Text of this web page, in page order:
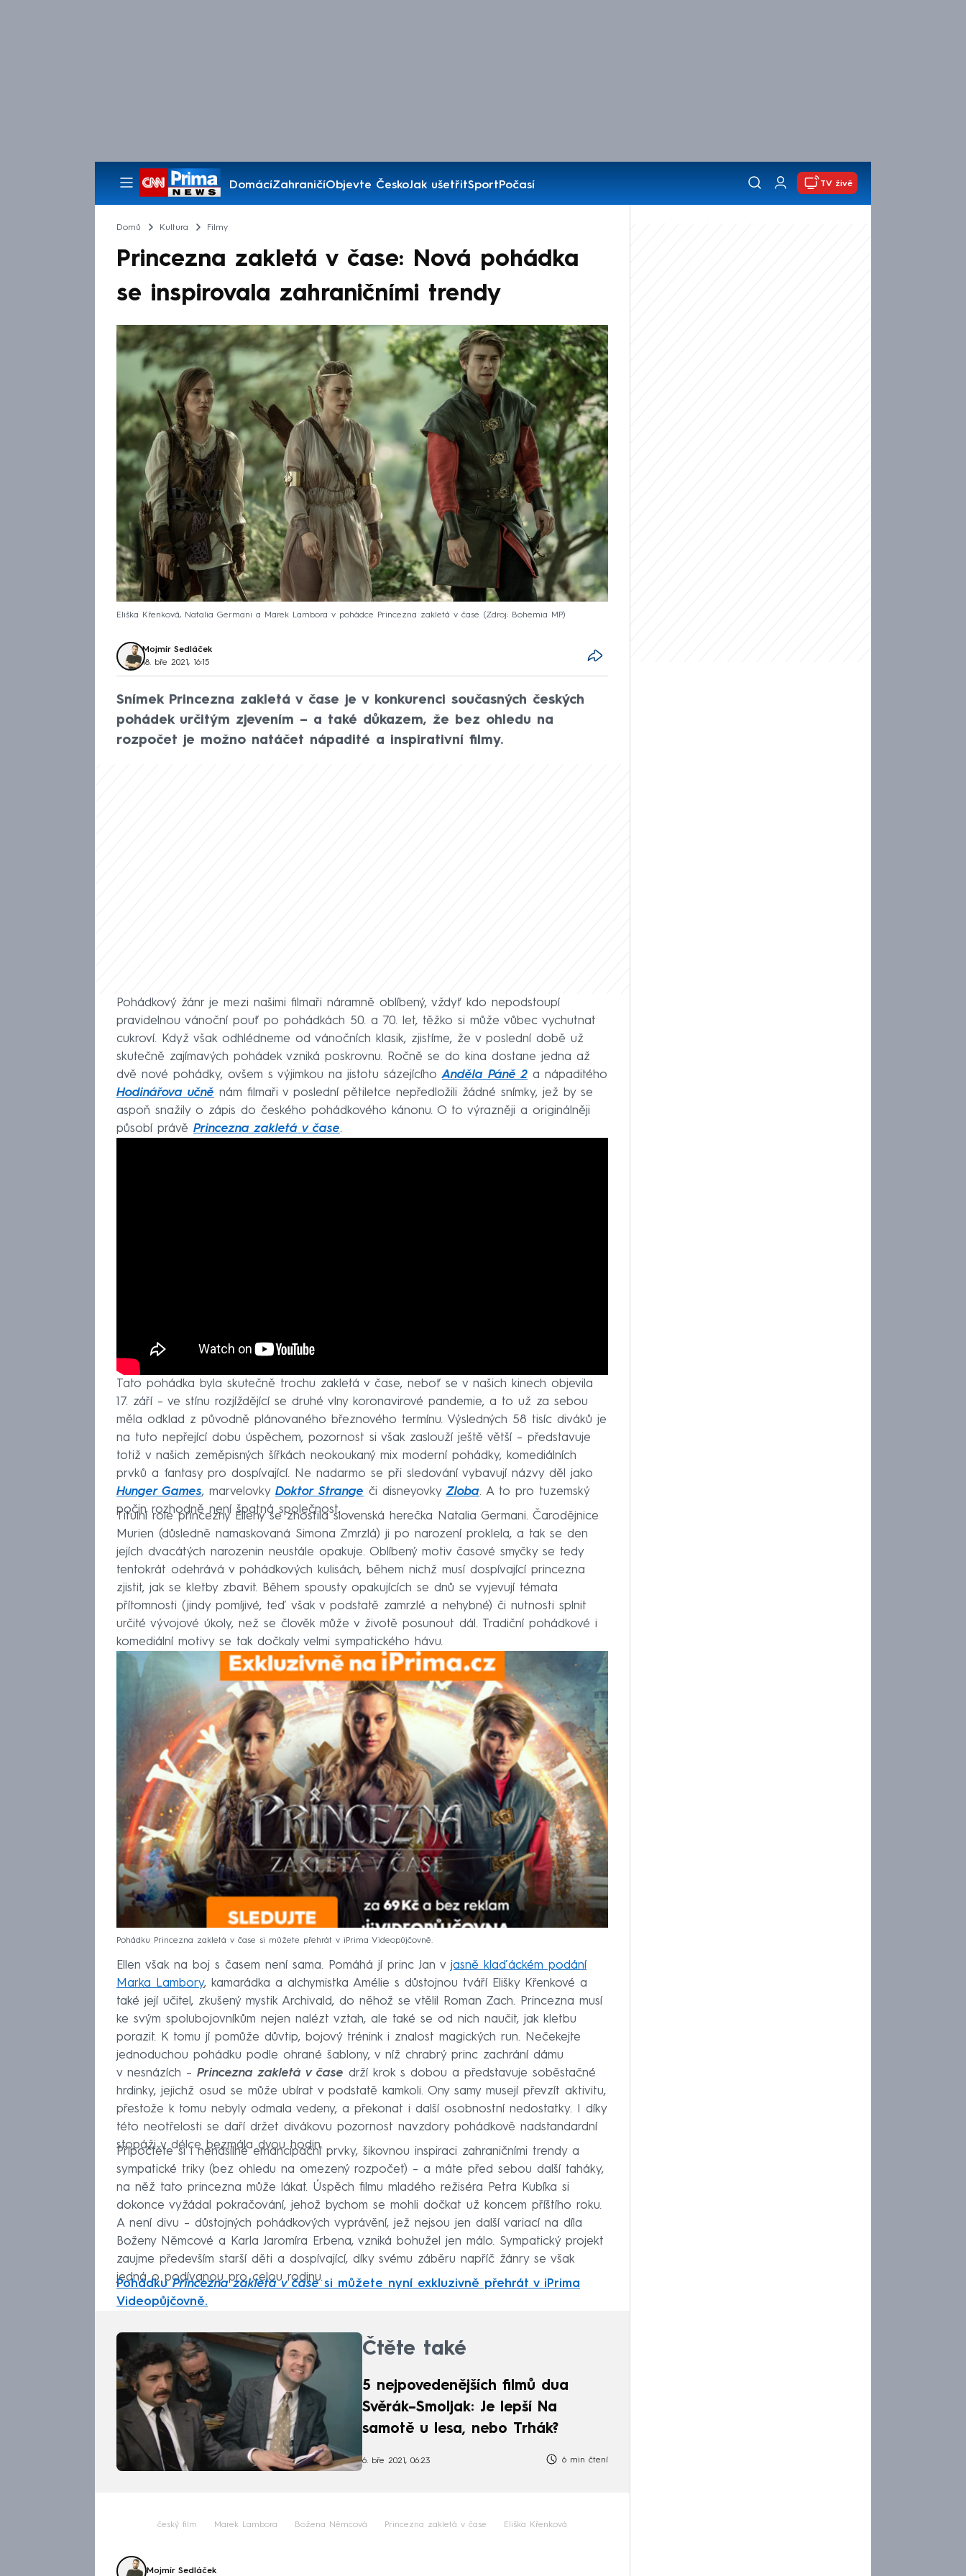
DomácíZahraničíObjevte ČeskoJak ušetřitSportPočasí
Pořady
TV živě
Domů Kultura Filmy
Princezna zakletá v čase: Nová pohádka
se inspirovala zahraničními trendy
Eliška Křenková, Natalia Germani a Marek Lambora v pohádce Princezna zakletá v čase Zdroj: Bohemia MP
Mojmír Sedláček
18. bře 2021, 16:15
Snímek Princezna zakletá v čase je v konkurenci současných českých
pohádek určitým zjevením – a také důkazem, že bez ohledu na
rozpočet je možno natáčet nápadité a inspirativní filmy.
Pohádkový žánr je mezi našimi filmaři náramně oblíbený, vždyť kdo nepodstoupí
pravidelnou vánoční pouť po pohádkách 50. a 70. let, těžko si může vůbec vychutnat
cukroví. Když však odhlédneme od vánočních klasik, zjistíme, že v poslední době už
skutečně zajímavých pohádek vzniká poskrovnu. Ročně se do kina dostane jedna až
dvě nové pohádky, ovšem s výjimkou na jistotu sázejícíhoAnděla Páně 2 a nápaditého
Hodinářova učně nám filmaři v poslední pětiletce nepředložili žádné snímky, jež by se
aspoň snažily o zápis do českého pohádkového kánonu. O to výrazněji a originálněji
působí právě Princezna zakletá v čase.
Tato pohádka byla skutečně trochu zakletá v čase, neboť se v našich kinech objevila
17. září – ve stínu rozjíždějící se druhé vlny koronavirové pandemie, a to už za sebou
měla odklad z původně plánovaného březnového termínu. Výsledných 58 tisíc diváků je
na tuto nepřející dobu úspěchem, pozornost si však zaslouží ještě větší – představuje
totiž v našich zeměpisných šířkách neokoukaný mix moderní pohádky, komediálních
prvků a fantasy pro dospívající. Ne nadarmo se při sledování vybavují názvy děl jako
Hunger Games, marvelovky Doktor Strange či disneyovkyZloba. A to pro tuzemský
počin rozhodně není špatná společnost.
Titulní role princezny Elleny se zhostila slovenská herečka Natalia Germani. Čarodějnice
Murien (důsledně namaskovaná Simona Zmrzlá) ji po narození proklela, a tak se den
jejích dvacátých narozenin neustále opakuje. Oblíbený motiv časové smyčky se tedy
tentokrát odehrává v pohádkových kulisách, během nichž musí dospívající princezna
zjistit, jak se kletby zbavit. Během spousty opakujících se dnů se vyjevují témata
přítomnosti (jindy pomíjivé, teď však v podstatě zamrzlé a nehybné) či nutnosti splnit
určité vývojové úkoly, než se člověk může v životě posunout dál. Tradiční pohádkové i
komediální motivy se tak dočkaly velmi sympatického hávu.
Pohádku Princezna zakletá v čase si můžete přehrát v iPrima Videopůjčovně.
Ellen však na boj s časem není sama. Pomáhá jí princ Jan v jasně klaďáckém podání
Marka Lambory, kamarádka a alchymistka Amélie s důstojnou tváří Elišky Křenkové a
také její učitel, zkušený mystik Archivald, do něhož se vtělil Roman Zach. Princezna musí
ke svým spolubojovníkům nejen nalézt vztah, ale také se od nich naučit, jak kletbu
porazit. K tomu jí pomůže důvtip, bojový trénink i znalost magických run. Nečekejte
jednoduchou pohádku podle ohrané šablony, v níž chrabrý princ zachrání dámu
v nesnázích – Princezna zakletá v čase drží krok s dobou a představuje soběstačné
hrdinky, jejichž osud se může ubírat v podstatě kamkoli. Ony samy musejí převzít aktivitu,
přestože k tomu nebyly odmala vedeny, a překonat i další osobnostní nedostatky. I díky
této neotřelosti se daří držet divákovu pozornost navzdory pohádkově nadstandardní
stopáži v délce bezmála dvou hodin.
Připočtěte si i nenásilné emancipační prvky, šikovnou inspiraci zahraničními trendy a
sympatické triky (bez ohledu na omezený rozpočet) – a máte před sebou další taháky,
na něž tato princezna může lákat. Úspěch filmu mladého režiséra Petra Kubíka si
dokonce vyžádal pokračování, jehož bychom se mohli dočkat už koncem příštího roku.
A není divu – důstojných pohádkových vyprávění, jež nejsou jen další variací na díla
Boženy Němcové a Karla Jaromíra Erbena, vzniká bohužel jen málo. Sympatický projekt
zaujme především starší děti a dospívající, díky svému záběru napříč žánry se však
jedná o podívanou pro celou rodinu.
PohádkuPrincezna zakletá v časesi můžete nyní exkluzivně přehrát v iPrima
Videopůjčovně.
Čtěte také
5 nejpovedenějších filmů dua
Svěrák–Smoljak: Je lepší Na
samotě u lesa, nebo Trhák?
6. bře 2021, 06:23 6 min čtení
český film Marek Lambora Božena Němcová Princezna zakletá v čase Eliška Křenková
Mojmír Sedláček